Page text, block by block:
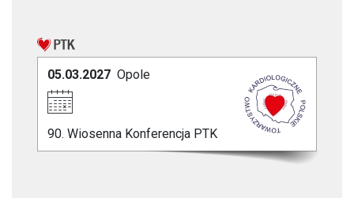
05.03.2027 Opole
90. Wiosenna Konferencja PTK